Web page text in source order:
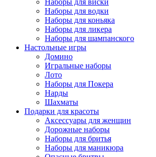
Наборы для виски
Наборы для водки
Наборы для коньяка
Наборы для ликера
Наборы для шампанского
Настольные игры
Домино
Игральные наборы
Лото
Наборы для Покера
Нарды
Шахматы
Подарки для красоты
Аксессуары для женщин
Дорожные наборы
Наборы для бритья
Наборы для маникюра